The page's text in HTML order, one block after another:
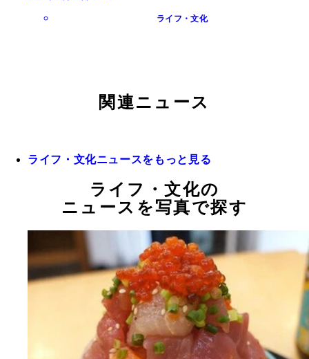
ライフ・文化
関連ニュース
ライフ・文化ニュースをもっと見る
ライフ・文化の
ニュースを写真で探す